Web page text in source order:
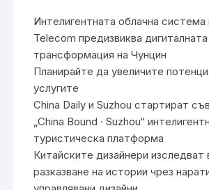
Интелигентната облачна система
Telecom предизвиква дигиталната
трансформация на Чунцин
Планирайте да увеличите
услугите
China Daily и Suzhou стартират
„China Bound · Suzhou“
туристическа платформа
Китайските дизайнери изследват
разказване на истории чрез